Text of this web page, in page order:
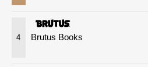
4 Brutus Books